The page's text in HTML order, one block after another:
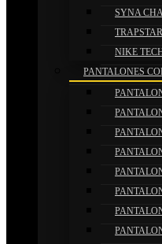
SYNA
NIKE
PANTALONES